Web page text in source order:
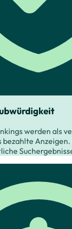
werden als